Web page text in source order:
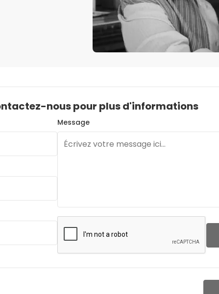
nous pour plus d'informations
Message